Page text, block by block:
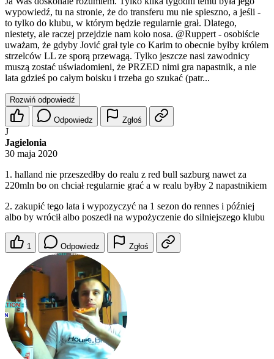
wypowiedź, tu na stronie, że do transferu mu nie spieszno, a jeśli -
to tylko do klubu, w którym będzie regularnie grał. Dlatego,
niestety, ale raczej przejdzie nam koło nosa. @Ruppert - osobiście
uważam, że gdyby Jović grał tyle co Karim to obecnie byłby królem
strzelców LL ze sporą przewagą. Tylko jeszcze nasi zawodnicy
muszą zostać uświadomieni, że PRZED nimi gra napastnik, a nie
lata gdzieś po całym boisku i trzeba go szukać (patr...
Rozwiń odpowiedź
Odpowiedz Zgłoś
J
Jagielonia
30 maja 2020
1. halland nie przeszedłby do realu z red bull sazburg nawet za
220mln bo on chciał regularnie grać a w realu byłby 2 napastnikiem
2. zakupić tego lata i wypozyczyć na 1 sezon do rennes i później
albo by wrócił albo poszedł na wypożyczenie do silniejszego klubu
1 Odpowiedz Zgłoś